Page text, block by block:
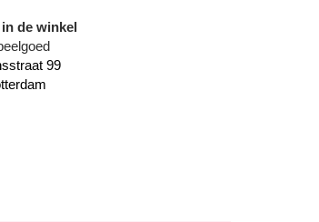
de winkel
99